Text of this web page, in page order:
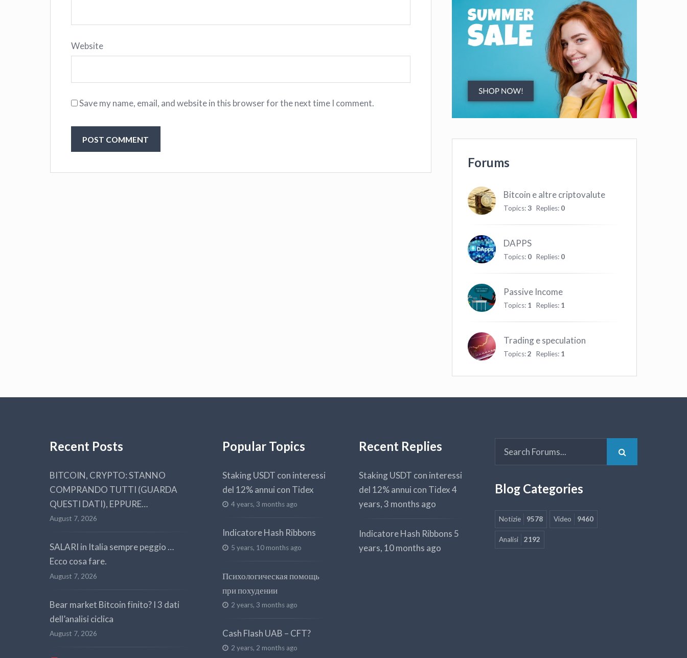
Website
Save my name, email, and website in this browser for the next time I comment.
Forums
Bitcoin e altre criptovalute
Topics:3 Replies: 0
DAPPS
Topics: 0 Replies: 0
Passive Income
Topics: 1 Replies: 1
Trading e speculation
Topics:2 Replies: 1
Recent Posts
BITCOIN, CRYPTO: STANNO
COMPRANDO TUTTI (GUARDA
QUESTI DATI), EPPURE…
August 7, 2026
SALARI in Italia sempre peggio …
Ecco cosa fare.
August 7, 2026
Bear market Bitcoin finito? I 3 dati
dell’analisi ciclica
August 7, 2026
Popular Topics
Staking USDT con interessi
del 12% annui con Tidex
4 years, 3 months ago
Indicatore Hash Ribbons
5 years, 10 months ago
Психологическая помощь
при похудении
2 years, 3 months ago
Cash Flash UAB – CFT?
2 years, 2 months ago
Recent Replies
Staking USDT con interessi
del 12% annui con Tidex4
years, 3 months ago
Indicatore Hash Ribbons 5
years, 10 months ago
Blog Categories
Notizie 9578 Video 9460
Analisi 2192